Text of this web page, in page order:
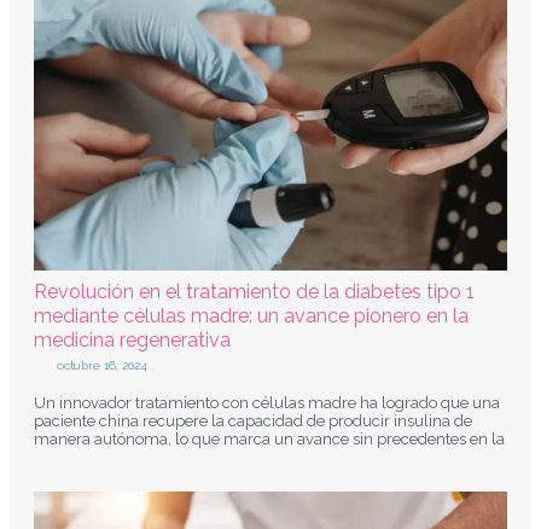
Revolución en el tratamiento de la diabetes tipo 1
mediante células madre: un avance pionero en la
medicina regenerativa
octubre 16, 2024
Un innovador tratamiento con células madre ha logrado que una
paciente china recupere la capacidad de producir insulina de
manera autónoma, lo que marca un avance sin precedentes en la